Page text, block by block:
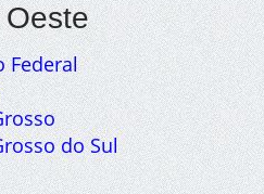
Federal
do Sul